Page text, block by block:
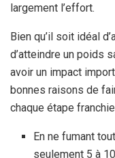
largement l’effort.
Bien qu’il soit idéal
d’atteindre un poids
avoir un impact
bonnes raisons de
chaque étape
En ne fumant
seulement 5 à